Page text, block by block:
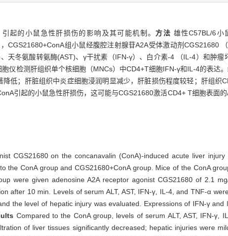
起的小鼠急性肝损伤的影响及其可能机制。 方法 雄性C57BL/6小
CGS21680+ConA组小鼠经腹腔注射腺苷A2A受体激动剂CGS21680
冬氨酸转氨酶(AST)、γ干扰素（IFN-γ）、白介素-4 （IL-4）和肿瘤
仪检测肝组织单个核细胞（MNCs）中CD4+T细胞IFN-γ和IL-4的表达。
低；肝脏组织中炎症细胞浸润明显减少，肝脏损伤程度较轻；肝组织
引起的小鼠急性肝损伤，这可能与CGS21680激活CD4+ T细胞表面
CGS21680 on the concanavalin (ConA)-induced acute liver
the ConA group and CGS21680+ConA group. Mice of the ConA
were given adenosine A2A receptor agonist CGS21680 of 2.1
after 10 min. Levels of serum ALT, AST, IFN-γ, IL-4, and TNF-α
the level of hepatic injury was evaluated. Expressions of IFN-γ and
Compared to the ConA group, levels of serum ALT, AST, IFN-γ,
of liver tissues significantly decreased; hepatic injuries were